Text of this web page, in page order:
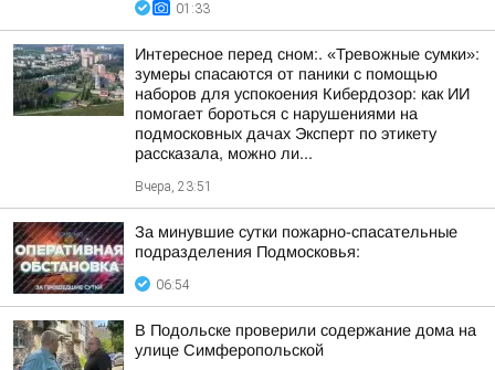
01:33
Интересное перед сном:. «Тревожные сумки»:
зумеры спасаются от паники с помощью
наборов для успокоения Кибердозор: как ИИ
помогает бороться с нарушениями на
подмосковных дачах Эксперт по этикету
рассказала, можно ли...
Вчера, 23:51
За минувшие сутки пожарно-спасательные
подразделения Подмосковья:
06:54
В Подольске проверили содержание дома на
улице Симферопольской